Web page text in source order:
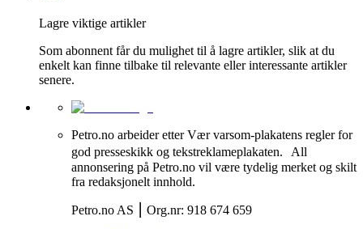
Lagre viktige artikler
Som abonnent får du mulighet til å lagre artikler, slik at du
enkelt kan finne tilbake til relevante eller interessante artikler
senere.
Petro.no arbeider etter Vær varsom-plakatens regler for
god presseskikk og tekstreklameplakaten. All
annonsering på Petro.no vil være tydelig merket og skilt
fra redaksjonelt innhold.
Petro.no AS ⎮ Org.nr: 918 674 659